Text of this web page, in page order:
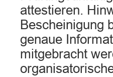
attestieren.
Bescheinigung
genaue
mitgebracht